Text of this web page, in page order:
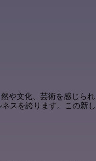
や文化、芸術を感じら
スを誇ります。この新